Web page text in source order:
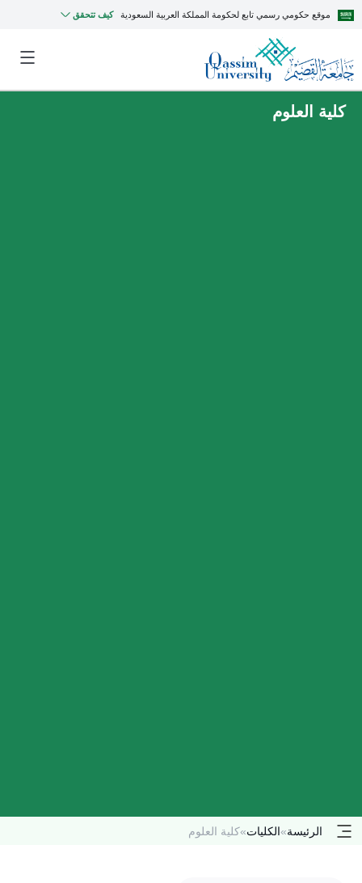
موقع حكومي رسمي تابع لحكومة المملكة العربية السعودية كيف تتحقق
كلية العلوم
الرئيسة»الكليات»كلية العلوم